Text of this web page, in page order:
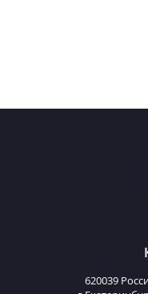
620039